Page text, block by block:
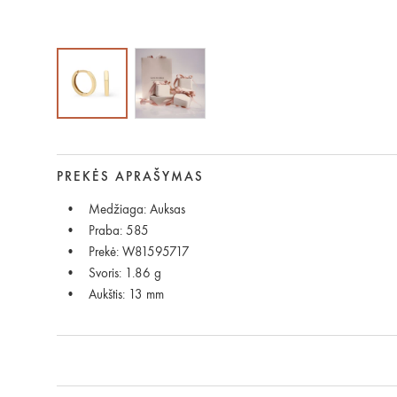
PREKĖS APRAŠYMAS
Medžiaga: Auksas
Praba: 585
Prekė: W81595717
Svoris: 1.86 g
Aukštis: 13 mm